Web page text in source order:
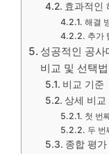
효과적인
해결
추가
성공적인 공
비교 및 선택법
비교 기준
상세 비교
첫 번
두 번
종합 평가